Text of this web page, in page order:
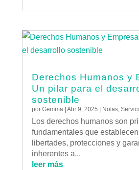
Derechos Humanos y
Un pilar para el
sostenible
por Gemma| Abr 9, 2025 Notas,
Los derechos humanos son
fundamentales que
libertades, protecciones y
inherentes a...
leer más